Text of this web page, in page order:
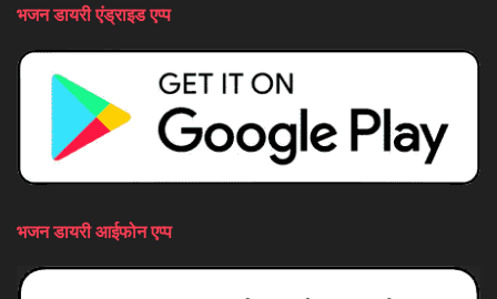
भजन डायरी एंड्राइड एप्प
भजन डायरी आईफोन एप्प